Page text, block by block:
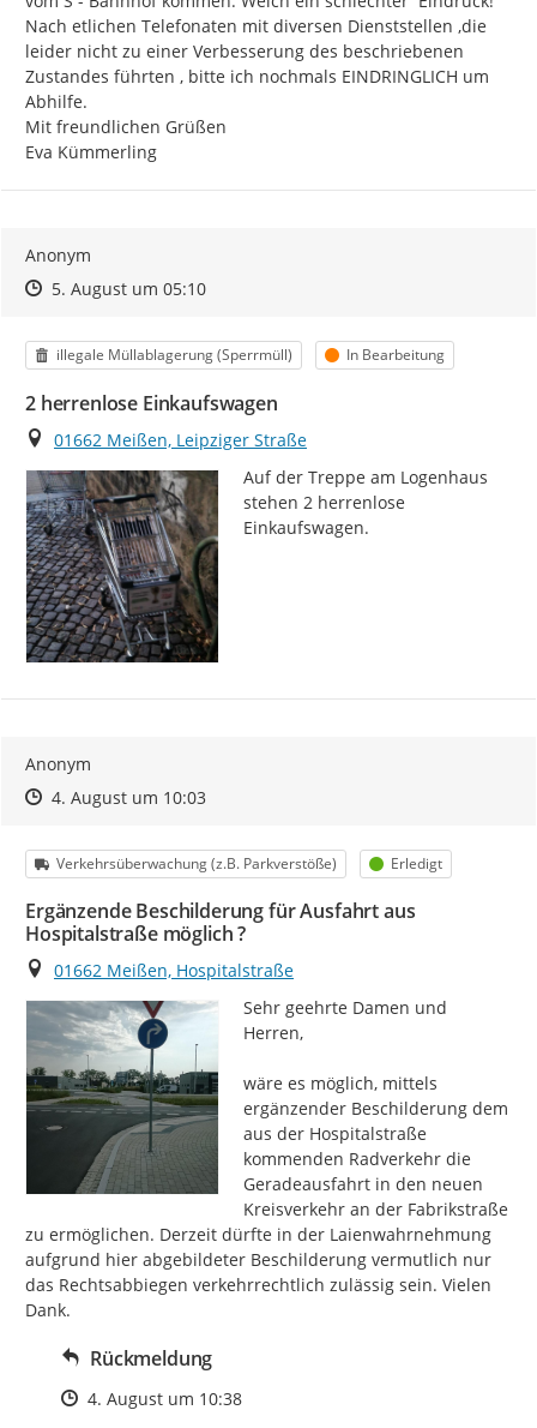
Nach etlichen Telefonaten mit diversen Dienststellen ,die
leider nicht zu einer Verbesserung des beschriebenen
Zustandes führten , bitte ich nochmals EINDRINGLICH um
Abhilfe.
Mit freundlichen Grüßen
Eva Kümmerling
Anonym
Zeitpunkt des Erstellens
Zeitpunkt des Erstellens
5. August um 05:10Zur Äußerung
Kategorie
illegale Müllablagerung (Sperrmüll) Status
In Bearbeitung
2 herrenlose Einkaufswagen
Ort
01662 Meißen, Leipziger Straße
Auf der Treppe am Logenhaus
stehen 2 herrenlose
Einkaufswagen.
Anonym
Zeitpunkt des Erstellens
Zeitpunkt des Erstellens
4. August um 10:03Zur Äußerung
Kategorie
Verkehrsüberwachung (z.B. Parkverstöße) Status
Erledigt
Ergänzende Beschilderung für Ausfahrt aus
Hospitalstraße möglich ?
Ort
01662 Meißen, Hospitalstraße
Sehr geehrte Damen und
Herren,
wäre es möglich, mittels
ergänzender Beschilderung dem
aus der Hospitalstraße
kommenden Radverkehr die
Geradeausfahrt in den neuen
Kreisverkehr an der Fabrikstraße
zu ermöglichen. Derzeit dürfte in der Laienwahrnehmung
aufgrund hier abgebildeter Beschilderung vermutlich nur
das Rechtsabbiegen verkehrrechtlich zulässig sein. Vielen
Dank.
Rückmeldung
Zeitpunkt des Erstellens
4. August um 10:38